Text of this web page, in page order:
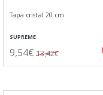
Tapa cristal 20 cm.
SUPREME
9,54€ 13,42€